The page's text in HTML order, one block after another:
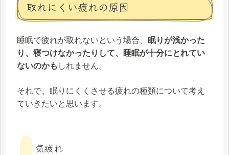
取れにくい疲れの原因
睡眠で疲れが取れないという場合、 眠りが浅かった
り、寝つけなかったりして、睡眠が十分にとれてい
ないのかも しれません。
それで、眠りにくくさせる疲れの種類について考え
ていきたいと思います。
気疲れ